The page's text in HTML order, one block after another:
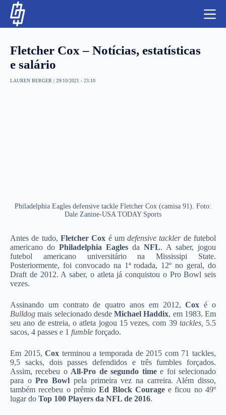
Fletcher Cox – Notícias, estatísticas
e salário
LAUREN BERGER | 29/10/2021 - 23:10
Philadelphia Eagles defensive tackle Fletcher Cox (camisa 91). Foto:
Dale Zanine-USA TODAY Sports
Antes de tudo, Fletcher Cox é umdefensive tacklerde futebol
americano do Philadelphia Eagles da NFL. A saber, jogou
futebol americano universitário na Mississipi State.
Posteriormente, foi convocado na 1ª rodada, 12º no geral, do
Draft de 2012. A saber, o atleta já conquistou o Pro Bowl seis
vezes.
Assinando um contrato de quatro anos em 2012,Cox é o
Bulldog mais selecionado desde Michael Haddix, em 1983. Em
seu ano de estreia, o atleta jogou 15 vezes, com 39 tackles, 5.5
sacos, 4 passes e 1 fumble forçado.
Em 2015,Cox terminou a temporada de 2015 com 71 tackles,
9,5 sacks, dois passes defendidos e três fumbles forçados.
Assim, recebeu o All-Pro de segundo timee foi selecionado
para oPro Bowl pela primeira vez na carreira. Além disso,
também recebeu o prêmioEd Block Couragee ficou no 49º
lugar do Top 100 Players da NFL de 2016.